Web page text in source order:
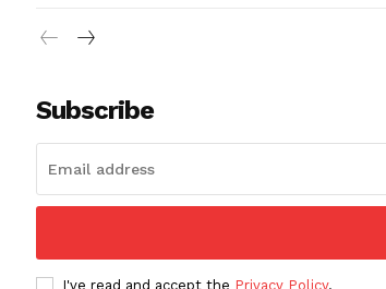
Subscribe
I've read and accept the Privacy Policy.